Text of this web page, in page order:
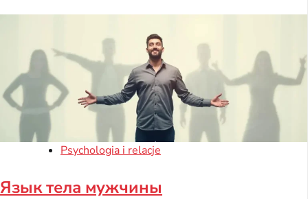
Psychologia i relacje
Язык тела мужчины